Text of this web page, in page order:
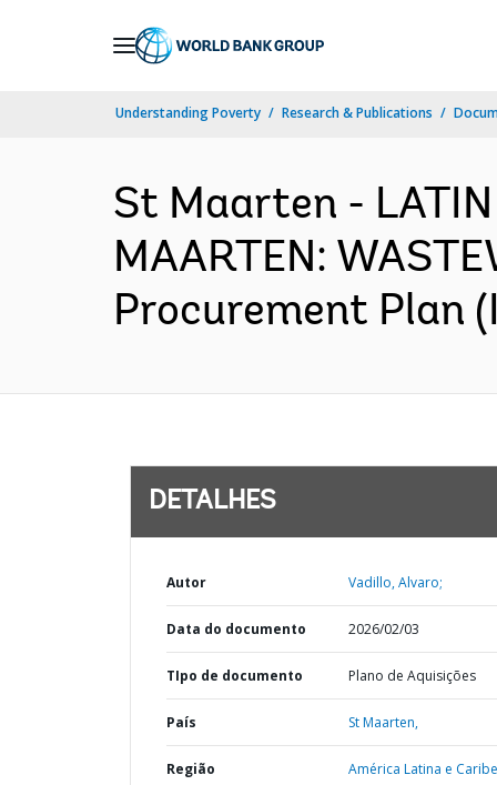
Understanding Poverty Research & Publications
St Maarten - LATIN
MAARTEN:
Procurement Plan
DETALHES
Autor Vadillo, Alvaro;
Data do documento 2026/02/03
TIpo de documento Plano de Aquisições
País St Maarten,
Região América Latina e